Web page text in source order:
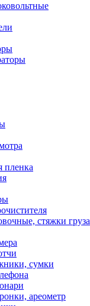
пленка
стяжки груза
сумки
ареометр